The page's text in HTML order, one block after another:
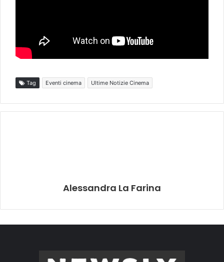
Tag Eventi cinema Ultime Notizie Cinema
Alessandra La Farina